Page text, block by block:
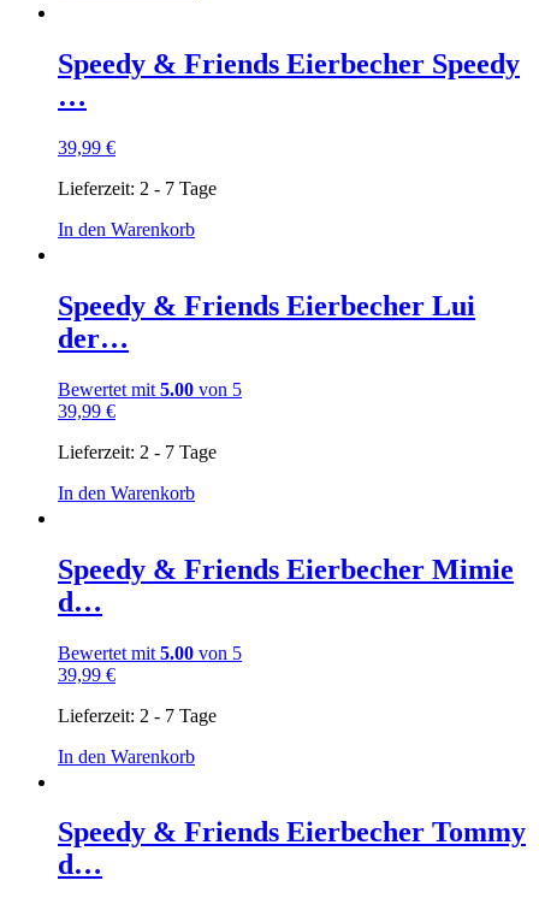
Speedy & Friends Eierbecher Speedy
…
39,99 €
Lieferzeit: 2 - 7 Tage
In den Warenkorb
Speedy & Friends Eierbecher Lui
der…
Bewertet mit 5.00 von 5
39,99 €
Lieferzeit: 2 - 7 Tage
In den Warenkorb
Speedy & Friends Eierbecher Mimie
d…
Bewertet mit 5.00 von 5
39,99 €
Lieferzeit: 2 - 7 Tage
In den Warenkorb
Speedy & Friends Eierbecher Tommy
d…